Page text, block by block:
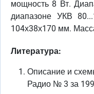
мощность 8 Вт.
диапазоне УКВ
104х38х170 мм.
Литература:
Описание и
Радио № 3 за